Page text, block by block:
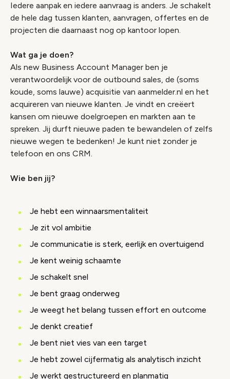
Iedere aanpak en iedere aanvraag is anders. Je schakelt
de hele dag tussen klanten, aanvragen, offertes en de
projecten die daarnaast nog op kantoor lopen.
Wat ga je doen?
Als new Business Account Manager ben je
verantwoordelijk voor de outbound sales, de (soms
koude, soms lauwe) acquisitie van aanmelder.nl en het
acquireren van nieuwe klanten. Je vindt en creëert
kansen om nieuwe doelgroepen en markten aan te
spreken. Jij durft nieuwe paden te bewandelen of zelfs
nieuwe wegen te bedenken! Je kunt niet zonder je
telefoon en ons CRM.
Wie ben jij?
Je hebt een winnaarsmentaliteit
Je zit vol ambitie
Je communicatie is sterk, eerlijk en overtuigend
Je kent weinig schaamte
Je schakelt snel
Je bent graag onderweg
Je weegt het belang tussen effort en outcome
Je denkt creatief
Je bent niet vies van een target
Je hebt zowel cijfermatig als analytisch inzicht
Je werkt gestructureerd en planmatig